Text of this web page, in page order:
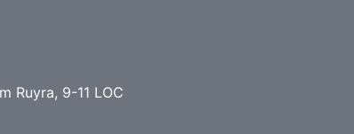
Ruyra, 9-11 LOC